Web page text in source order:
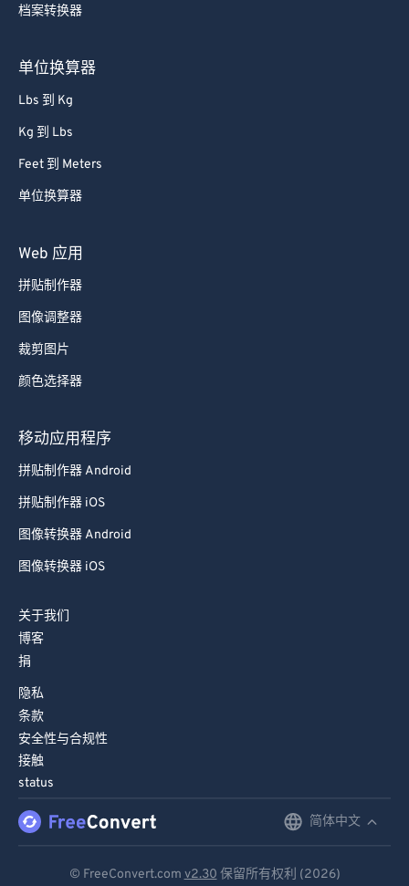
档案转换器
单位换算器
Lbs 到 Kg
Kg 到 Lbs
Feet 到 Meters
单位换算器
Web 应用
拼贴制作器
图像调整器
裁剪图片
颜色选择器
移动应用程序
拼贴制作器 Android
拼贴制作器 iOS
图像转换器 Android
图像转换器 iOS
关于我们
博客
捐
隐私
条款
安全性与合规性
接触
status
简体中文
© FreeConvert.com v2.30 保留所有权利 (2026)